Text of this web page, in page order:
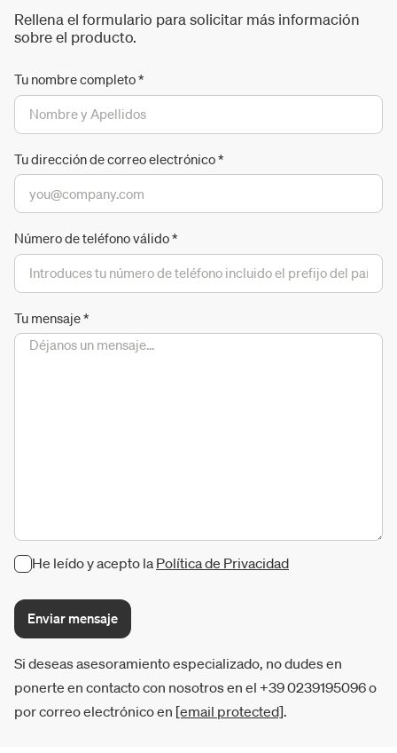
Rellena el formulario para solicitar más información
sobre el producto.
Tu nombre completo*
Tu dirección de correo electrónico*
Número de teléfono válido*
Tu mensaje*
He leído y acepto la Política de Privacidad
Enviar mensaje
Si deseas asesoramiento especializado, no dudes en
ponerte en contacto con nosotros en el +39 0239195096 o
por correo electrónico en [email protected].